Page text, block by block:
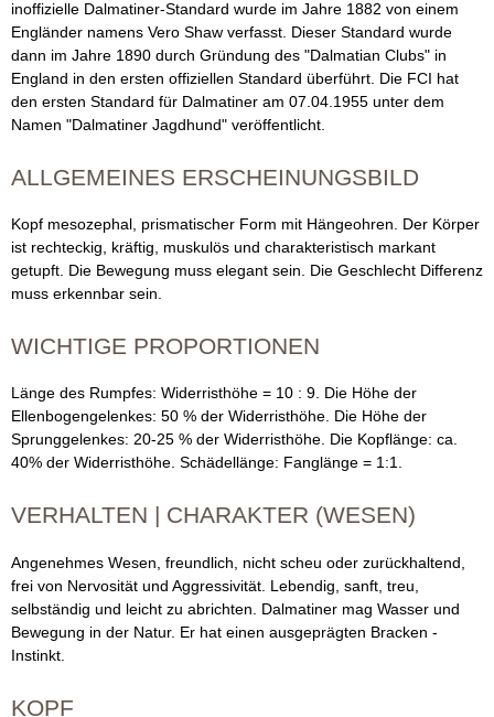
h
t
inoffizielle Dalmatiner-Standard wurde im Jahre 1882 von einem
Engländer namens Vero Shaw verfasst. Dieser Standard wurde
dann im Jahre 1890 durch Gründung des "Dalmatian Clubs" in
England in den ersten offiziellen Standard überführt. Die FCI hat
den ersten Standard für Dalmatiner am 07.04.1955 unter dem
Namen "Dalmatiner Jagdhund" veröffentlicht.
ALLGEMEINES ERSCHEINUNGSBILD
Kopf mesozephal, prismatischer Form mit Hängeohren. Der Körper
ist rechteckig, kräftig, muskulös und charakteristisch markant
getupft. Die Bewegung muss elegant sein. Die Geschlecht Differenz
muss erkennbar sein.
WICHTIGE PROPORTIONEN
Länge des Rumpfes: Widerristhöhe = 10 : 9. Die Höhe der
Ellenbogengelenkes: 50 % der Widerristhöhe. Die Höhe der
Sprunggelenkes: 20-25 % der Widerristhöhe. Die Kopflänge: ca.
40% der Widerristhöhe. Schädellänge: Fanglänge = 1:1.
VERHALTEN | CHARAKTER (WESEN)
Angenehmes Wesen, freundlich, nicht scheu oder zurückhaltend,
frei von Nervosität und Aggressivität. Lebendig, sanft, treu,
selbständig und leicht zu abrichten. Dalmatiner mag Wasser und
Bewegung in der Natur. Er hat einen ausgeprägten Bracken -
Instinkt.
KOPF